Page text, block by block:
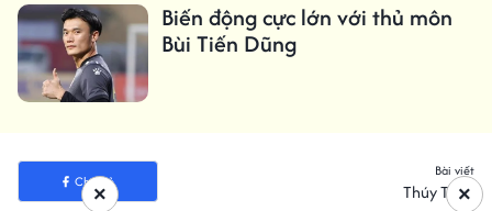
Biến động cực lớn với thủ môn
Bùi Tiến Dũng
Chia sẻ
Bài viết
Thúy Thúy
×
×